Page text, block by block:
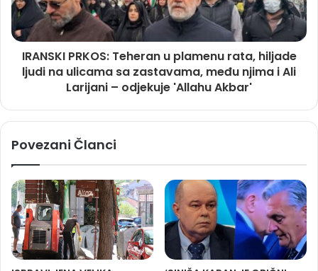
IRANSKI PRKOS: Teheran u plamenu rata, hiljade
ljudi na ulicama sa zastavama, među njima i Ali
Larijani – odjekuje 'Allahu Akbar'
Povezani Članci